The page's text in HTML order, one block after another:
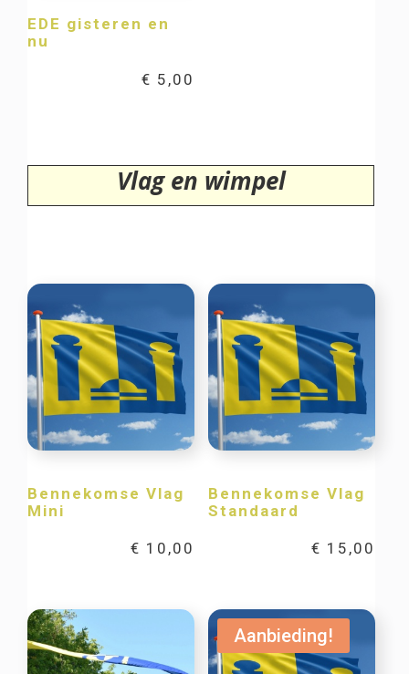
EDE gisteren en
nu
€ 5,00
Vlag en wimpel
Bennekomse Vlag
Mini
€ 10,00
Bennekomse Vlag
Standaard
€ 15,00
Aanbieding!